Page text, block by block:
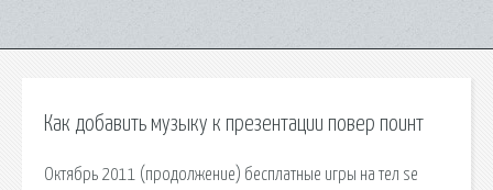
Как добавить музыку к презентации повер поинт
Октябрь 2011 (продолжение) бесплатные игры на тел se